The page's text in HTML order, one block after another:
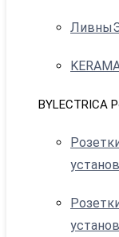
BYLECTRICA